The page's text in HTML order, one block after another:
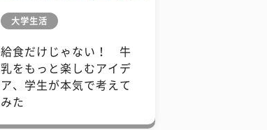
大学生活
給食だけじゃない！ 牛
乳をもっと楽しむアイデ
ア、学生が本気で考えて
みた